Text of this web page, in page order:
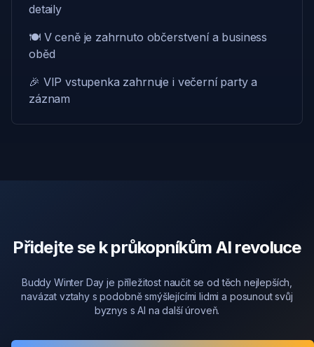
detaily
🍽️ V ceně je zahrnuto občerstvení a business
oběd
🎉 VIP vstupenka zahrnuje i večerní party a
záznam
Přidejte se k průkopníkům AI revoluce
Buddy Winter Day je příležitost naučit se od těch nejlepších,
navázat vztahy s podobně smýšlejícími lidmi a posunout svůj
byznys s AI na další úroveň.